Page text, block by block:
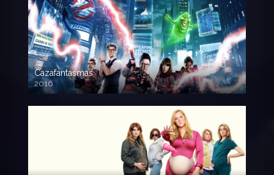
Cazafantasmas
2016
720p HD